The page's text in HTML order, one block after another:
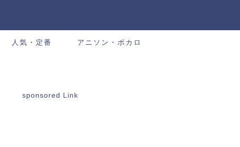
人気・定番 アニソン・ボカロ
sponsored Link